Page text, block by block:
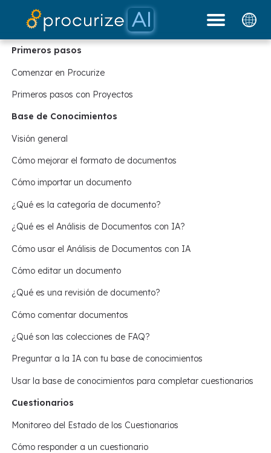
Nuestros socios
Primeros pasos
Comenzar en Procurize
Primeros pasos con Proyectos
Base de Conocimientos
Visión general
Cómo mejorar el formato de documentos
Cómo importar un documento
¿Qué es la categoría de documento?
¿Qué es el Análisis de Documentos con IA?
Cómo usar el Análisis de Documentos con IA
Cómo editar un documento
¿Qué es una revisión de documento?
Cómo comentar documentos
¿Qué son las colecciones de FAQ?
Preguntar a la IA con tu base de conocimientos
Usar la base de conocimientos para completar cuestionarios
Cuestionarios
Monitoreo del Estado de los Cuestionarios
Cómo responder a un cuestionario